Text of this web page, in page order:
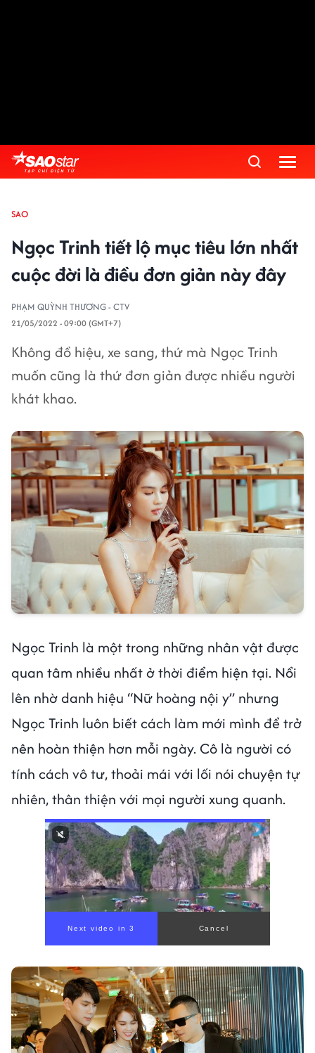
SAO
Ngọc Trinh tiết lộ mục tiêu lớn nhất
cuộc đời là điều đơn giản này đây
PHẠM QUỲNH THƯƠNG - CTV
21/05/2022 - 09:00 (GMT+7)
Không đồ hiệu, xe sang, thứ mà Ngọc Trinh
muốn cũng là thứ đơn giản được nhiều người
khát khao.
Ngọc Trinh là một trong những nhân vật được
quan tâm nhiều nhất ở thời điểm hiện tại. Nổi
lên nhờ danh hiệu “Nữ hoàng nội y” nhưng
Ngọc Trinh luôn biết cách làm mới mình để trở
nên hoàn thiện hơn mỗi ngày. Cô là người có
tính cách vô tư, thoải mái với lối nói chuyện tự
nhiên, thân thiện với mọi người xung quanh.
00:00/ 00:56